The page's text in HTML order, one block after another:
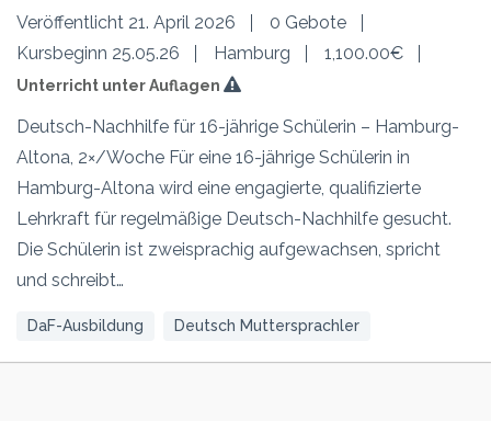
Veröffentlicht 21. April 2026
0 Gebote
Kursbeginn 25.05.26
Hamburg 1,100.00€
Unterricht unter Auflagen
Deutsch-Nachhilfe für 16-jährige Schülerin – Hamburg-
Altona, 2×/Woche Für eine 16-jährige Schülerin in
Hamburg-Altona wird eine engagierte, qualifizierte
Lehrkraft für regelmäßige Deutsch-Nachhilfe gesucht.
Die Schülerin ist zweisprachig aufgewachsen, spricht
und schreibt…
DaF-Ausbildung Deutsch Muttersprachler